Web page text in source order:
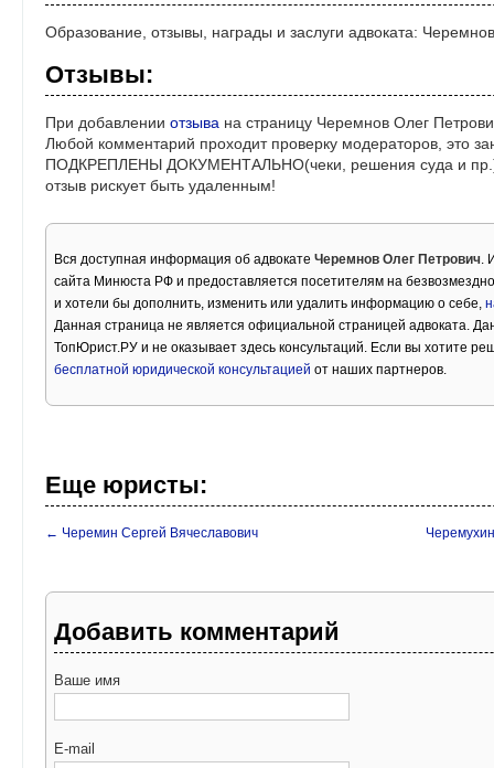
Образование, отзывы, награды и заслуги адвоката:
Отзывы:
При добавлении отзыва на страницу Черемнов Олег
Любой комментарий проходит проверку модераторов, это
ПОДКРЕПЛЕНЫ ДОКУМЕНТАЛЬНО(чеки, решения суда и пр.)!
отзыв рискует быть удаленным!
Вся доступная информация об адвокате Черемнов Олег Петрович.
сайта Минюста РФ и предоставляется посетителям на
и хотели бы дополнить, изменить или удалить информацию о себе,
Данная страница не является официальной страницей адвоката.
ТопЮрист.РУ и не оказывает здесь консультаций. Если вы хотите
бесплатной юридической консультацией от наших партнеров.
Еще юристы:
← Черемин Сергей Вячеславович
Добавить комментарий
Ваше имя
E-mail